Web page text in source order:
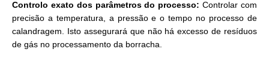
Controlo exato dos parâmetros do processo: Controlar com
precisão a temperatura, a pressão e o tempo no processo de
calandragem. Isto assegurará que não há excesso de resíduos
de gás no processamento da borracha.